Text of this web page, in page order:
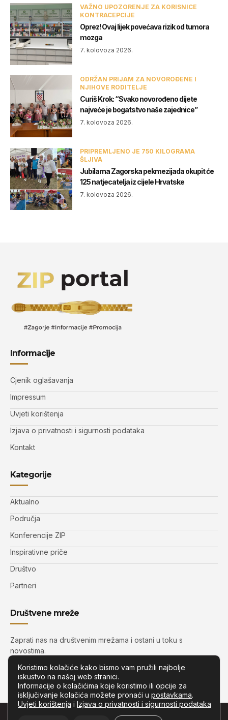
VAŽNO UPOZORENJE ZA KORISNICE
KONTRACEPCIJE
Oprez! Ovaj lijek povećava rizik od tumora
mozga
7. kolovoza 2026.
ODRŽAN PRIJAM ZA NOVOROĐENE I
NJIHOVE RODITELJE
Curiš Krok: “Svako novorođeno dijete
najveće je bogatstvo naše zajednice”
7. kolovoza 2026.
PRIPREMLJENO JE 750 KILOGRAMA
ŠLJIVA
Jubilarna Zagorska pekmezijada okupit će
125 natjecatelja iz cijele Hrvatske
7. kolovoza 2026.
Informacije
Cjenik oglašavanja
Impressum
Uvjeti korištenja
Izjava o privatnosti i sigurnosti podataka
Kontakt
Kategorije
Aktualno
Područja
Konferencije ZIP
Inspirativne priče
Društvo
Partneri
Društvene mreže
Zaprati nas na društvenim mrežama i ostani u toku s
novostima.
Zip.com.hr– Sva prava pridržana.
Koristimo kolačiće kako bismo vam pružili najbolje
iskustvo na našoj web stranici.
Informacije o kolačićima koje koristimo ili opcije za
isključivanje kolačića možete pronaći u postavkama.
Uvjeti korištenja i Izjava o privatnosti i sigurnosti podataka